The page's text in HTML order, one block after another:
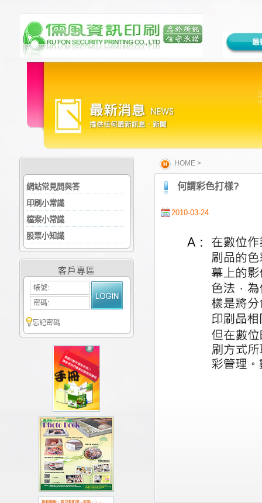
網站常見問與答
印刷小常識
檔案小常識
股票小知識
客戶專區
帳號:
密碼:
忘記密碼
HOME >
何謂彩色打樣?
2010-03-24